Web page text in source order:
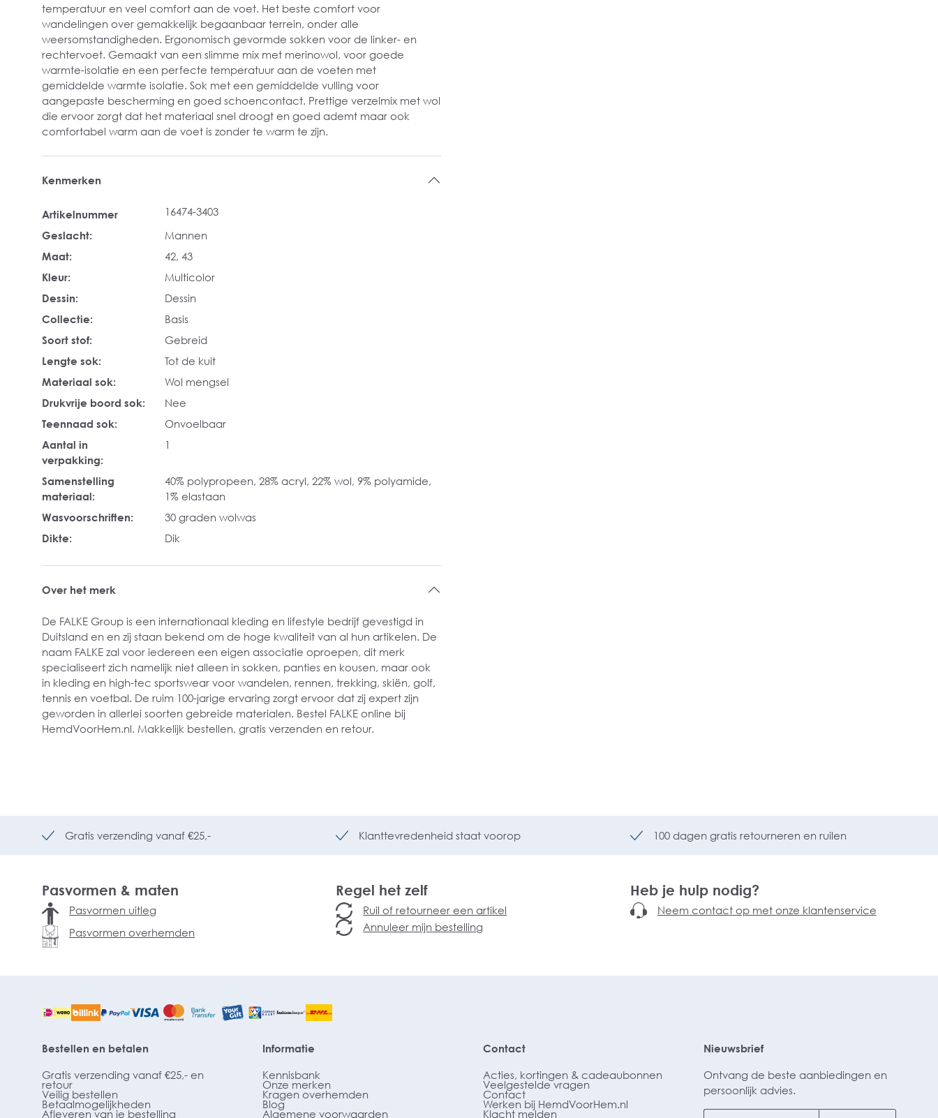
temperatuur en veel comfort aan de voet. Het beste comfort voor
wandelingen over gemakkelijk begaanbaar terrein, onder alle
weersomstandigheden. Ergonomisch gevormde sokken voor de linker- en
rechtervoet. Gemaakt van een slimme mix met merinowol, voor goede
warmte-isolatie en een perfecte temperatuur aan de voeten met
gemiddelde warmte isolatie. Sok met een gemiddelde vulling voor
aangepaste bescherming en goed schoencontact. Prettige verzelmix met wol
die ervoor zorgt dat het materiaal snel droogt en goed ademt maar ook
comfortabel warm aan de voet is zonder te warm te zijn.
Kenmerken
Artikelnummer
16474-3403
Geslacht:
Mannen
Maat:
42, 43
Kleur:
Multicolor
Dessin:
Dessin
Collectie:
Basis
Soort stof:
Gebreid
Lengte sok:
Tot de kuit
Materiaal sok:
Wol mengsel
Drukvrije boord sok:
Nee
Teennaad sok:
Onvoelbaar
Aantal in
verpakking:
1
Samenstelling
materiaal:
40% polypropeen, 28% acryl, 22% wol, 9% polyamide,
1% elastaan
Wasvoorschriften:
30 graden wolwas
Dikte:
Dik
Over het merk
De FALKE Group is een internationaal kleding en lifestyle bedrijf gevestigd in
Duitsland en en zij staan bekend om de hoge kwaliteit van al hun artikelen. De
naam FALKE zal voor iedereen een eigen associatie oproepen, dit merk
specialiseert zich namelijk niet alleen in sokken, panties en kousen, maar ook
in kleding en high-tec sportswear voor wandelen, rennen, trekking, skiën, golf,
tennis en voetbal. De ruim 100-jarige ervaring zorgt ervoor dat zij expert zijn
geworden in allerlei soorten gebreide materialen. Bestel FALKE online bij
HemdVoorHem.nl. Makkelijk bestellen, gratis verzenden en retour.
Gratis verzending vanaf €25,- Klanttevredenheid staat voorop 100 dagen gratis retourneren en ruilen
Pasvormen & maten
Pasvormen uitleg
Pasvormen overhemden
Regel het zelf
Ruil of retourneer een artikel
Annuleer mijn bestelling
Heb je hulp nodig?
Neem contact op met onze klantenservice
Bestellen en betalen
Gratis verzending vanaf €25,- en
retour
Veilig bestellen
Betaalmogelijkheden
Afleveren van je bestelling
Informatie
Kennisbank
Onze merken
Kragen overhemden
Blog
Algemene voorwaarden
Contact
Acties, kortingen & cadeaubonnen
Veelgestelde vragen
Contact
Werken bij HemdVoorHem.nl
Klacht melden
Nieuwsbrief
Ontvang de beste aanbiedingen en
persoonlijk advies.